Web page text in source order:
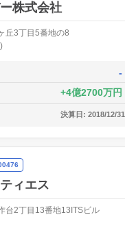
株式会社
丘3丁目5番地の8
-
4億2700万円
決算日: 2018/12/31
ィエス
台2丁目13番地13ITSビル